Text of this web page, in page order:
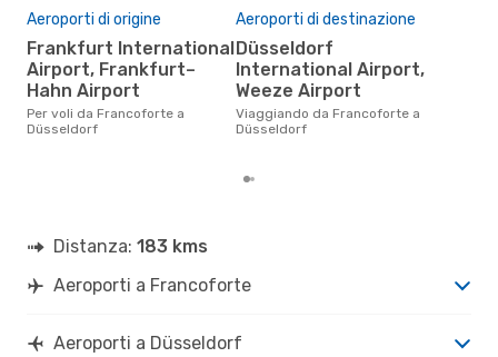
Aeroporti di origine
Frankfurt International
Airport, Frankfurt–
Hahn Airport
Per voli da Francoforte a
Düsseldorf
Aeroporti di destinazione
Düsseldorf
International Airport,
Weeze Airport
Viaggiando da Francoforte a
Düsseldorf
Distanza: 183 kms
Aeroporti a Francoforte
Aeroporti a Düsseldorf